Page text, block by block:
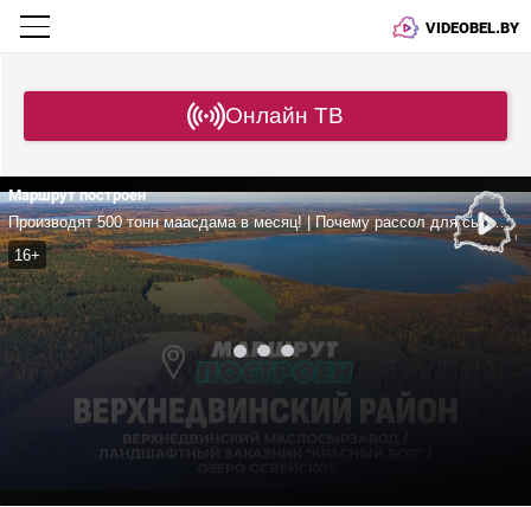
VIDEOBEL.BY
Онлайн ТВ
Маршрут построен
Производят 500 тонн маасдама в месяц! | Почему рассол для сыра не меняют годами? | Джип-сафари, мастер-класс по стрельбе и озеро Освейское
16+